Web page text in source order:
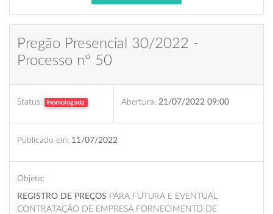
Pregão Presencial 30/2022 -
Processo nº 50
Status: Homologada Abertura: 21/07/2022 09:00
Publicado em: 11/07/2022
Objeto:
REGISTRO DE PREÇOS PARA FUTURA E EVENTUAL
CONTRATAÇÃO DE EMPRESA FORNECIMENTO DE